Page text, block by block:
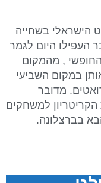
הישראלי בשחייה
העפילו היום לגמר
, מהמקום
שדירג אותן במקום השביעי
בתחרות משתתפים 20 דואטים. מדובר
למשחקים
בברצלונה.